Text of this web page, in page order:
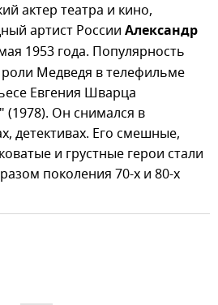
актер театра и кино,
артист России Александр
1953 года. Популярность
Медведя в телефильме
Евгения Шварца
Он снимался в
детективах. Его смешные,
и грустные герои стали
поколения 70-х и 80-х